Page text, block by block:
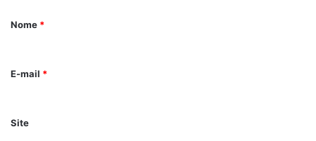
á
Nome *
E-mail *
Site